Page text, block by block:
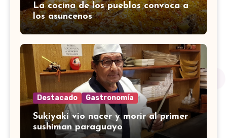
La cocina de los pueblos convoca a
los asuncenos
Destacado Gastronomía
Sukiyaki vio nacer y morir al primer
sushiman paraguayo